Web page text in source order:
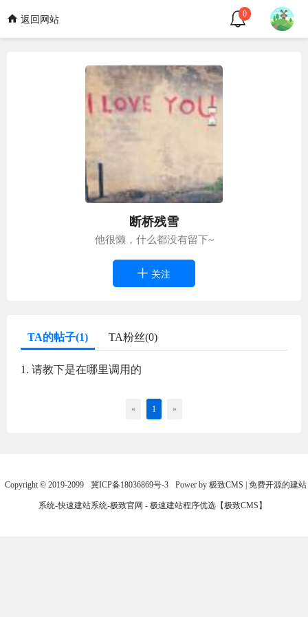
返回网站
0
断桥残雪
他很懒，什么都没有留下~
关注
TA的帖子(1) TA粉丝(0)
1. 请教下是在哪里调用的
« 1 »
Copyright © 2019-2099 冀ICP备18036869号-3 Power by 极致CMS | 免费开源的建站
系统-快速建站系统-极致官网 - 极速建站程序优选【极致CMS】